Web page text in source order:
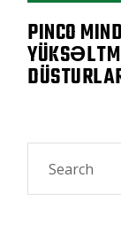
PINCO
Search